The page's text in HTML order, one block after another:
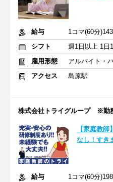
給与
1コマ(60分
シフト
雇用形態
アルバイト・
アクセス
島原駅
株式会社トライグループ ※勤
【家庭教
なし！すき
給与
1コマ(60分